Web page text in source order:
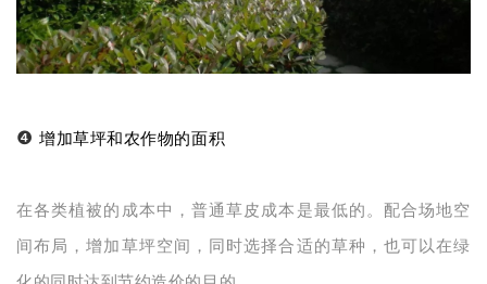
❹增加草坪和农作物的面积
在各类植被的成本中，普通草皮成本是最低的。配合场地空
间布局，增加草坪空间，同时选择合适的草种，也可以在绿